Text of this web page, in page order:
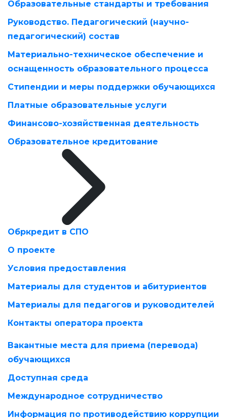
Образовательные стандарты и требования
Руководство. Педагогический (научно-
педагогический) состав
Материально-техническое обеспечение и
оснащенность образовательного процесса
Стипендии и меры поддержки обучающихся
Платные образовательные услуги
Финансово-хозяйственная деятельность
Образовательное кредитование
Обркредит в СПО
О проекте
Условия предоставления
Материалы для студентов и абитуриентов
Материалы для педагогов и руководителей
Контакты оператора проекта
Вакантные места для приема (перевода)
обучающихся
Доступная среда
Международное сотрудничество
Информация по противодействию коррупции